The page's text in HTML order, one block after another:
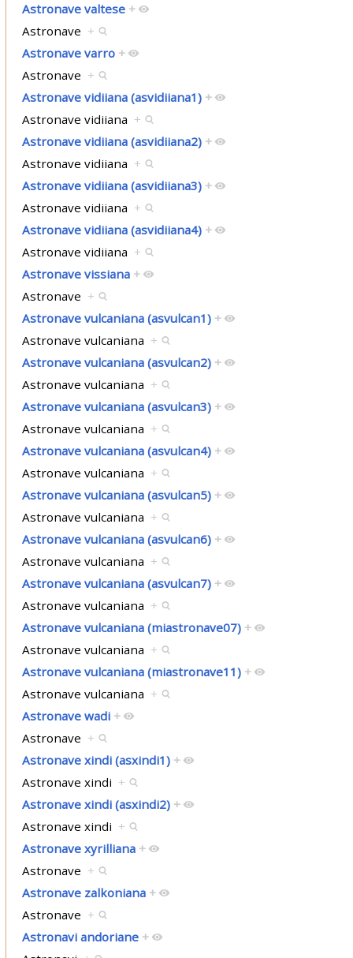
Astronave valtese +
Astronave +
Astronave varro +
Astronave +
Astronave vidiiana (asvidiiana1) +
Astronave vidiiana +
Astronave vidiiana (asvidiiana2) +
Astronave vidiiana +
Astronave vidiiana (asvidiiana3) +
Astronave vidiiana +
Astronave vidiiana (asvidiiana4) +
Astronave vidiiana +
Astronave vissiana +
Astronave +
Astronave vulcaniana (asvulcan1) +
Astronave vulcaniana +
Astronave vulcaniana (asvulcan2) +
Astronave vulcaniana +
Astronave vulcaniana (asvulcan3) +
Astronave vulcaniana +
Astronave vulcaniana (asvulcan4) +
Astronave vulcaniana +
Astronave vulcaniana (asvulcan5) +
Astronave vulcaniana +
Astronave vulcaniana (asvulcan6) +
Astronave vulcaniana +
Astronave vulcaniana (asvulcan7) +
Astronave vulcaniana +
Astronave vulcaniana (miastronave07) +
Astronave vulcaniana +
Astronave vulcaniana (miastronave11) +
Astronave vulcaniana +
Astronave wadi +
Astronave +
Astronave xindi (asxindi1) +
Astronave xindi +
Astronave xindi (asxindi2) +
Astronave xindi +
Astronave xyrilliana +
Astronave +
Astronave zalkoniana +
Astronave +
Astronavi andoriane +